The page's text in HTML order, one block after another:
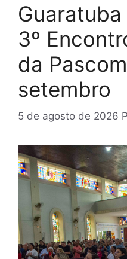
3º
da
setembro
5 de agosto de 2026